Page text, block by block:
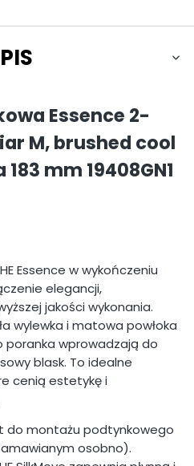
Essence 2-
M, brushed cool
mm 19408GN1
Essence w wykończeniu
elegancji,
jakości wykonania.
wylewka i matowa powłoka
poranka wprowadzają do
blask. To idealne
cenią estetykę i
do montażu podtynkowego
osobno).